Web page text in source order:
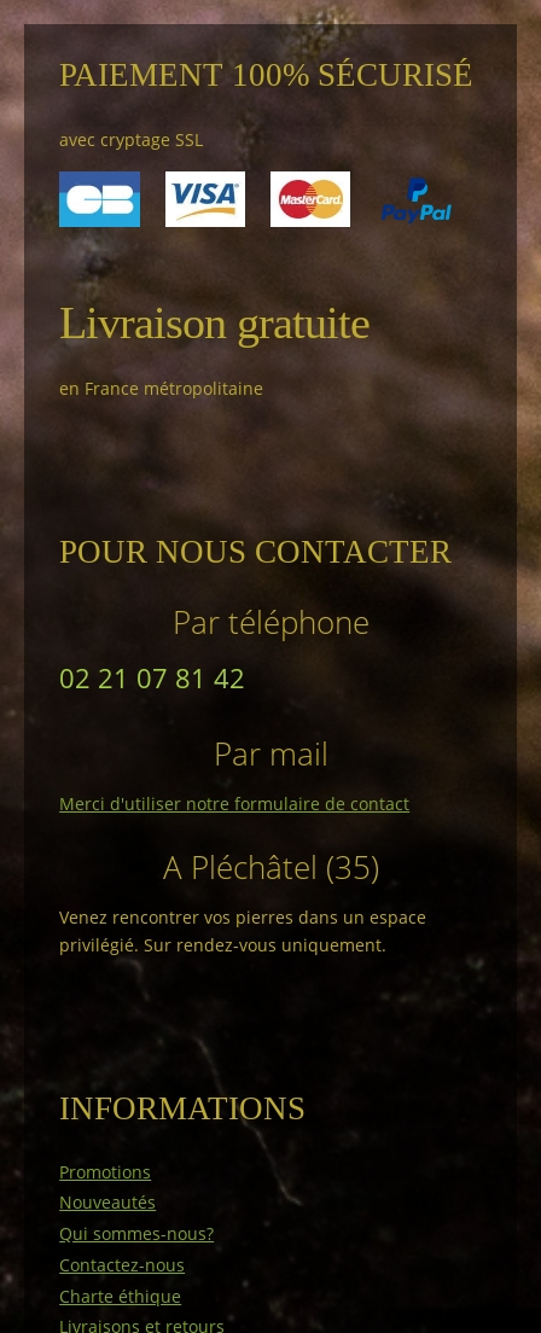
PAIEMENT 100% SÉCURISÉ
avec cryptage SSL
Livraison gratuite
en France métropolitaine
POUR NOUS CONTACTER
Par téléphone
02 21 07 81 42
Par mail
Merci d'utiliser notre formulaire de contact
A Pléchâtel (35)
Venez rencontrer vos pierres dans un espace
privilégié. Sur rendez-vous uniquement.
INFORMATIONS
Promotions
Nouveautés
Qui sommes-nous?
Contactez-nous
Charte éthique
Livraisons et retours